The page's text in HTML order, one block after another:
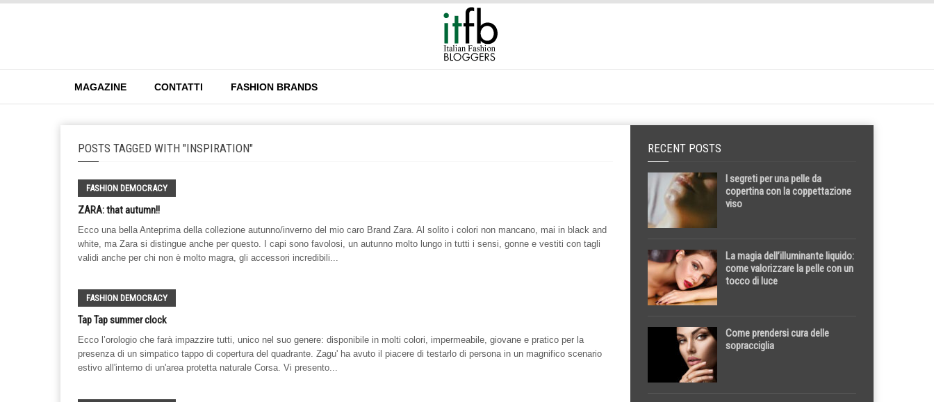
MAGAZINE CONTATTI FASHION BRANDS
POSTS TAGGED WITH "INSPIRATION"
FASHION DEMOCRACY
ZARA: that autumn!!
Ecco una bella Anteprima della collezione autunno/inverno del mio caro Brand Zara. Al solito i colori non mancano, mai in black and
white, ma Zara si distingue anche per questo. I capi sono favolosi, un autunno molto lungo in tutti i sensi, gonne e vestiti con tagli
validi anche per chi non è molto magra, gli accessori incredibili...
FASHION DEMOCRACY
Tap Tap summer clock
Ecco l’orologio che farà impazzire tutti, unico nel suo genere: disponibile in molti colori, impermeabile, giovane e pratico per la
presenza di un simpatico tappo di copertura del quadrante. Zagu' ha avuto il piacere di testarlo di persona in un magnifico scenario
estivo all'interno di un'area protetta naturale Corsa. Vi presento...
RECENT POSTS
I segreti per una pelle da
copertina con la coppettazione
viso
La magia dell’illuminante liquido:
come valorizzare la pelle con un
tocco di luce
Come prendersi cura delle
sopracciglia